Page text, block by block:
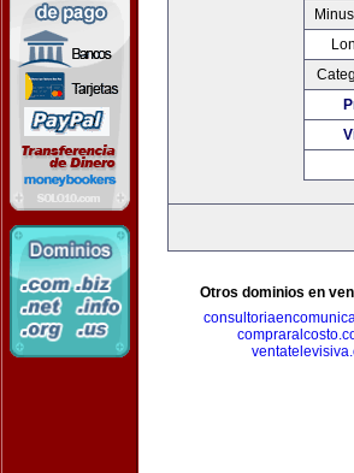
Otros dominios en